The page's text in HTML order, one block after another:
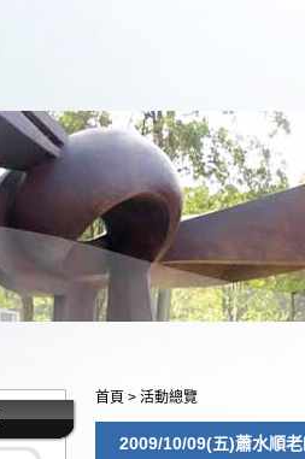
首頁 > 活動總覽
2009/10/09(五)蕭水順